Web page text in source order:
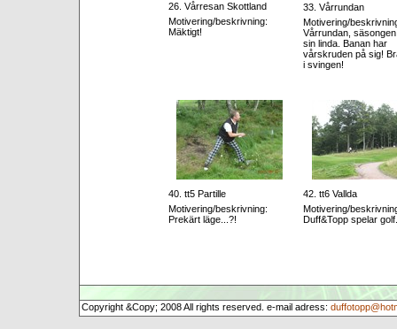
26. Vårresan Skottland
Motivering/beskrivning:
Mäktigt!
33. Vårrundan
Motivering/
Vårrundan,
sin linda. Banan har
vårskruden på sig!
i svingen!
40. tt5 Partille
Motivering/beskrivning:
Prekärt läge...?!
42. tt6 Vallda
Motivering/
Duff&Topp spelar
Copyright &Copy; 2008 All rights reserved. e-mail adress: